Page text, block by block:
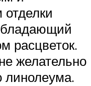
расцветок.
желательно
линолеума.